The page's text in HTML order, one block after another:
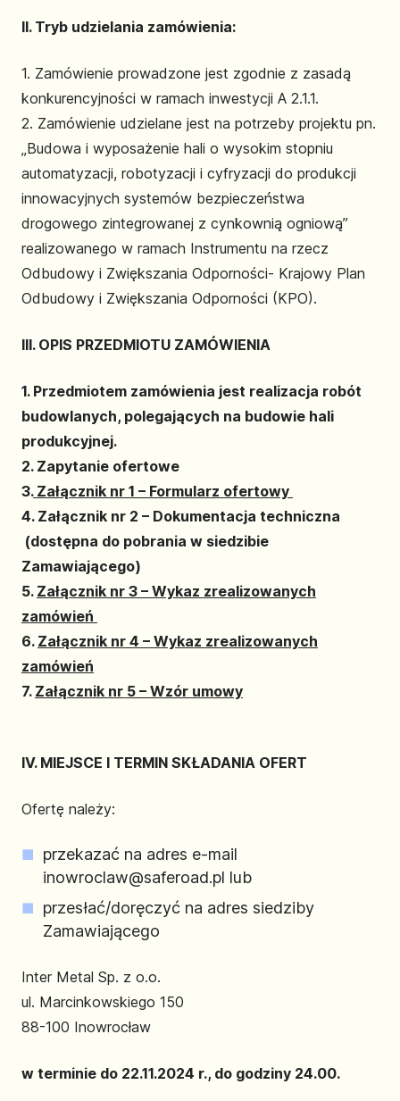
II. Tryb udzielania zamówienia:
1. Zamówienie prowadzone jest zgodnie z zasadą
konkurencyjności w ramach inwestycji A 2.1.1.
2. Zamówienie udzielane jest na potrzeby projektu pn.
„Budowa i wyposażenie hali o wysokim stopniu
automatyzacji, robotyzacji i cyfryzacji do produkcji
innowacyjnych systemów bezpieczeństwa
drogowego zintegrowanej z cynkownią ogniową”
realizowanego w ramach Instrumentu na rzecz
Odbudowy i Zwiększania Odporności- Krajowy Plan
Odbudowy i Zwiększania Odporności (KPO).
III. OPIS PRZEDMIOTU ZAMÓWIENIA
1. Przedmiotem zamówienia jest realizacja robót
budowlanych, polegających na budowie hali
produkcyjnej.
2. Zapytanie ofertowe
3.Załącznik nr 1 – Formularz ofertowy
4. Załącznik nr 2 – Dokumentacja techniczna
(dostępna do pobrania w siedzibie
Zamawiającego)
5. Załącznik nr 3 – Wykaz zrealizowanych
zamówień
6. Załącznik nr 4 – Wykaz zrealizowanych
zamówień
7. Załącznik nr 5 – Wzór umowy
IV. MIEJSCE I TERMIN SKŁADANIA OFERT
Ofertę należy:
przekazać na adres e-mail
inowroclaw@saferoad.pl lub
przesłać/doręczyć na adres siedziby
Zamawiającego
Inter Metal Sp. z o.o.
ul. Marcinkowskiego 150
88-100 Inowrocław
w terminie do 22.11.2024 r., do godziny 24.00.